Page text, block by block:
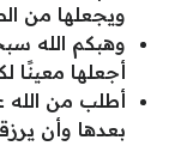
ويجعلها من
وهبكم الله
أجعلها
أطلب من
بعدها وأن